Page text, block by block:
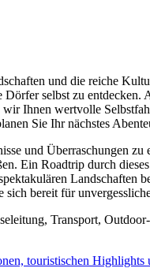
und die reiche
selbst zu
Ihnen wertvolle
Sie Ihr nächstes
und Überraschungen zu
Ein Roadtrip durch
Landschaften
sich bereit für
Transport,
touristischen